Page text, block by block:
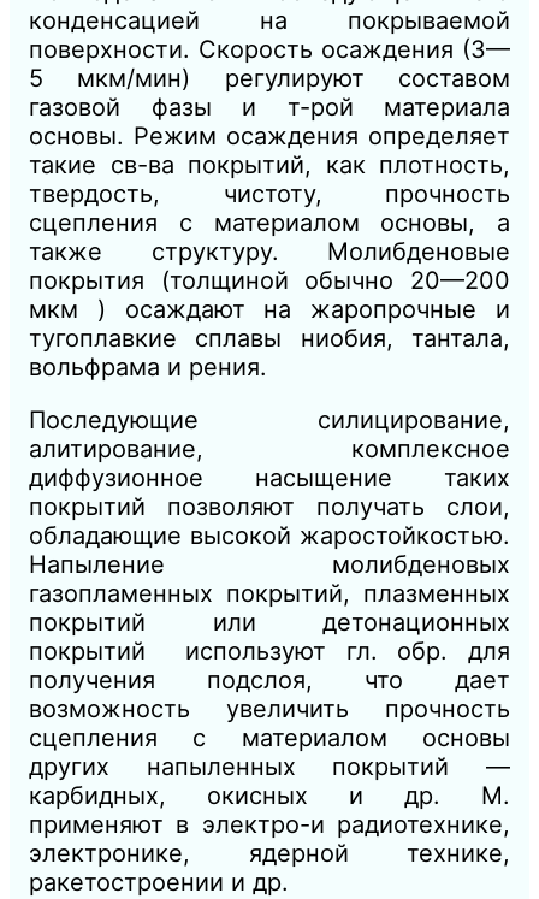
конденсацией на покрываемой
поверхности. Скорость осаждения (3—
5 мкм/мин) регулируют составом
газовой фазы и т-рой материала
основы. Режим осаждения определяет
такие св-ва покрытий, как плотность,
твердость, чистоту, прочность
сцепления с материалом основы, а
также структуру. Молибденовые
покрытия (толщиной обычно 20—200
мкм ) осаждают на жаропрочные и
тугоплавкие сплавы ниобия, тантала,
вольфрама и рения.
Последующие силицирование,
алитирование, комплексное
диффузионное насыщение таких
покрытий позволяют получать слои,
обладающие высокой жаростойкостью.
Напыление молибденовых
газопламенных покрытий, плазменных
покрытий или детонационных
покрытий используют гл. обр. для
получения подслоя, что дает
возможность увеличить прочность
сцепления с материалом основы
других напыленных покрытий —
карбидных, окисных и др. М.
применяют в электро-и радиотехнике,
электронике, ядерной технике,
ракетостроении и др.